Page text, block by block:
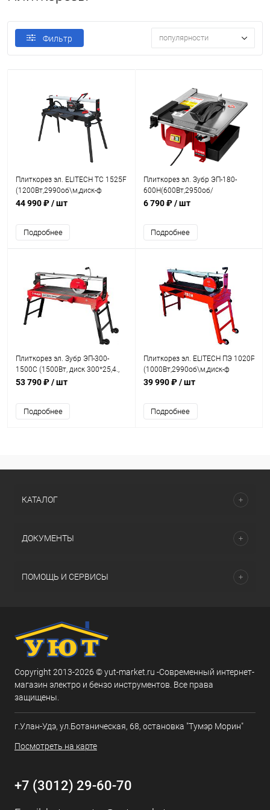
Фильтр популярности
Плиткорез эл. ELITECH ТС 1525F12
(1200Вт,2990об\м,диск-ф
250х25.4мм,1250х460мм,рез-52/46мм,45°
44 990 ₽/ шт
Подробнее
Плиткорез эл. Зубр ЭП-180-
600Н(600Вт,2950об/
мин,макс.глуб.90гр-33мм/45гр-
6 790 ₽/ шт
Подробнее
Плиткорез эл. Зубр ЭП-300-
1500С (1500Вт, диск 300*25,4.,
дл. реза 1200мм., макс. глуб.
53 790 ₽/ шт
Подробнее
Плиткорез эл. ELITECH ПЭ 1020Р09
(1000Вт,2990об\м,диск-ф
200х25.4мм,950х390мм,рез-32/
39 990 ₽/ шт
Подробнее
КАТАЛОГ
ДОКУМЕНТЫ
ПОМОЩЬ И СЕРВИСЫ
Copyright 2013-2026 © yut-market.ru -Современный интернет-
магазин электро и бензо инструментов. Все права
защищены.
г.Улан-Удэ, ул.Ботаническая, 68, остановка "Тумэр Морин"
Посмотреть на карте
+7 (3012) 29-60-70